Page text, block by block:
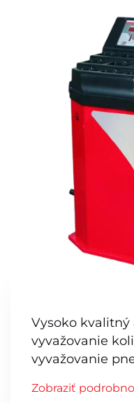
Vysoko
vyvažovanie
vyvažovanie
Zobraziť